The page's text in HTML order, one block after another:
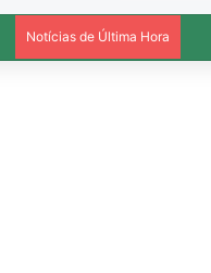
Notícias de Última Hora